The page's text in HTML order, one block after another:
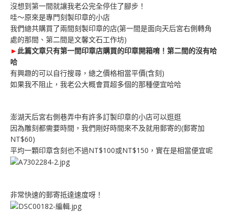
沒想到第一間就讓我老公完全停住了腳步！
哇～原來是專門刻製印章的小店
我們總共購買了兩間刻製印章的店(第一間是面向天后宮右側轉角
處的那間、第二間是文馨文石工作坊)
►此篇文章只有第一間印章店購買的印章開箱唷！第二間的沒有哈
哈
有興趣的可以自行搜尋，總之價格相當平價(含刻)
如果我不阻止，我老公大概會買超多個的那種便宜哈哈
澎湖天后宮右側巷弄中有許多訂製印章的小店可以逛逛
因為雕刻都需要時間，我們剛好時間來不及就用郵寄的(郵寄加
NT$60)
平均一顆印章含刻也不過NT$100或NT$150，實在是相當便宜呢
非常快速的郵寄抵達速度呀！